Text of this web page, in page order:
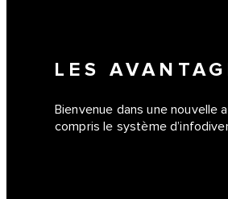
LES
Bienvenue dans une
compris le système